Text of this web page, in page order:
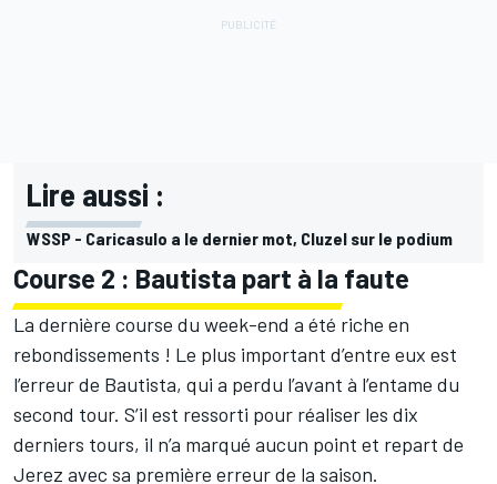
Lire aussi :
WSSP - Caricasulo a le dernier mot, Cluzel sur le podium
Course 2 : Bautista part à la faute
La dernière course du week-end a été riche en
rebondissements ! Le plus important d’entre eux est
l’erreur de Bautista, qui a perdu l’avant à l’entame du
second tour. S’il est ressorti pour réaliser les dix
derniers tours, il n’a marqué aucun point et repart de
Jerez avec sa première erreur de la saison.